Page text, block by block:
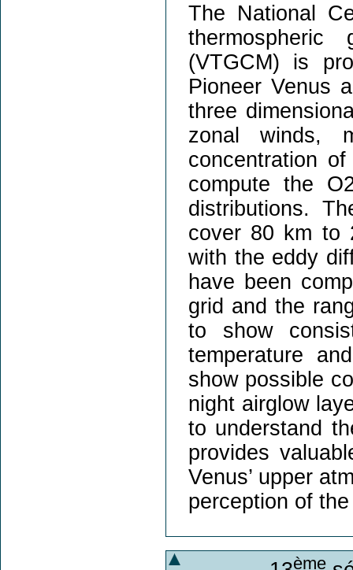
The National
(VTGCM) is
Pioneer Venus
three
zonal winds,
concentration
compute the
distributions.
cover 80 km to
with the eddy
have been
grid and the
to show
temperature
show possible
night airglow
to understand
provides
Venus’ upper
perception of
ème